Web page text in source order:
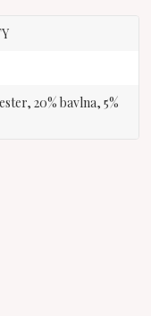
20% bavlna, 5%